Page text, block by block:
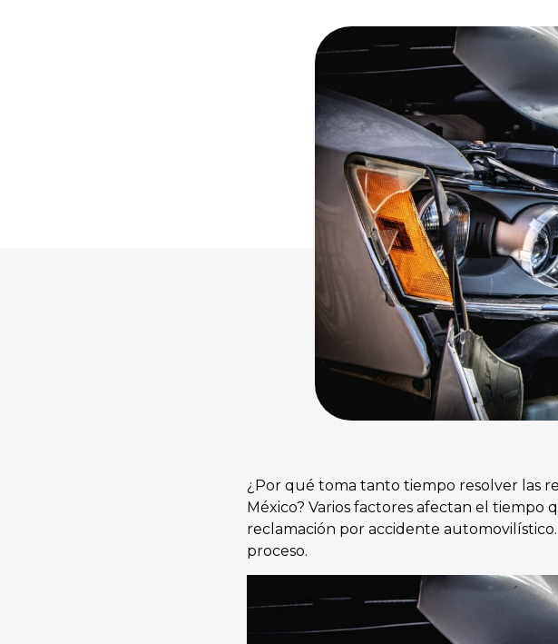
¿Por qué toma tanto tiempo resolver las
México? Varios factores afectan el
reclamación por accidente
proceso.